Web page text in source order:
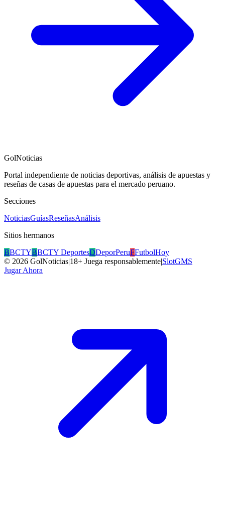
GolNoticias
Portal independiente de noticias deportivas, análisis de apuestas y
reseñas de casas de apuestas para el mercado peruano.
Secciones
NoticiasGuíasReseñasAnálisis
Sitios hermanos
BBCTYBBCTY DeportesDDeporPeruFFutbolHoy
© 2026 GolNoticias|18+ Juega responsablemente|SlotGMS
Jugar Ahora